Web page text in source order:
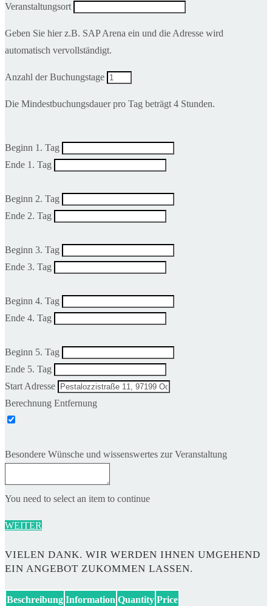
Veranstaltungsort
Geben Sie hier z.B. SAP Arena ein und die Adresse wird
automatisch vervollständigt.
Anzahl der Buchungstage
Die Mindestbuchungsdauer pro Tag beträgt 4 Stunden.
Beginn 1. Tag
Ende 1. Tag
Beginn 2. Tag
Ende 2. Tag
Beginn 3. Tag
Ende 3. Tag
Beginn 4. Tag
Ende 4. Tag
Beginn 5. Tag
Ende 5. Tag
Start Adresse
Berechnung Entfernung
Besondere Wünsche und wissenswertes zur Veranstaltung
You need to select an item to continue
WEITER
VIELEN DANK. WIR WERDEN IHNEN UMGEHEND
EIN ANGEBOT ZUKOMMEN LASSEN.
Beschreibung Information Quantity Price